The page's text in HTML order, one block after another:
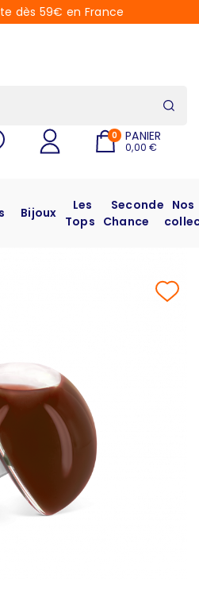
dès 59€ en France
0 PANIER
0,00 €
Bijoux
Les
Tops
Seconde
Chance
Nos